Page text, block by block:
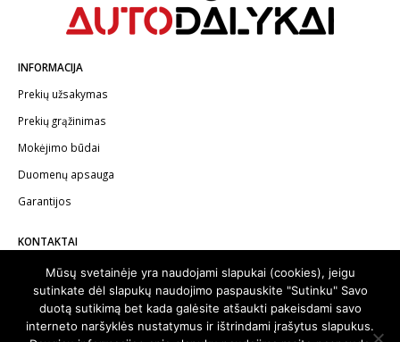
INFORMACIJA
Prekių užsakymas
Prekių grąžinimas
Mokėjimo būdai
Duomenų apsauga
Garantijos
KONTAKTAI
Telefonas:+370 602 62622
El.paštas: info@autodalykai.lt
Mūsų svetainėje yra naudojami slapukai (cookies), jeigu
sutinkate dėl slapukų naudojimo paspauskite "Sutinku" Savo
duotą sutikimą bet kada galėsite atšaukti pakeisdami savo
interneto naršyklės nustatymus ir ištrindami įrašytus slapukus.